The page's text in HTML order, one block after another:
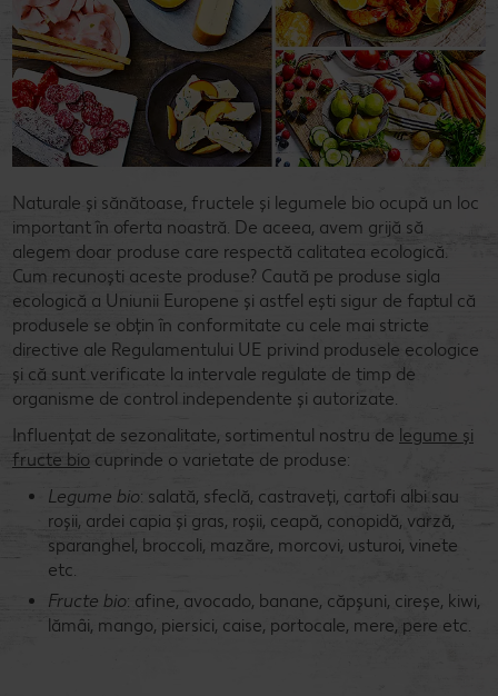
Naturale și sănătoase, fructele și legumele bio ocupă un loc
important în oferta noastră. De aceea, avem grijă să
alegem doar produse care respectă calitatea ecologică.
Cum recunoști aceste produse? Caută pe produse sigla
ecologică a Uniunii Europene și astfel ești sigur de faptul că
produsele se obțin în conformitate cu cele mai stricte
directive ale Regulamentului UE privind produsele ecologice
și că sunt verificate la intervale regulate de timp de
organisme de control independente și autorizate.
Influențat de sezonalitate, sortimentul nostru de legume și
fructe bio cuprinde o varietate de produse:
Legume bio: salată, sfeclă, castraveți, cartofi albi sau
roșii, ardei capia și gras, roșii, ceapă, conopidă, varză,
sparanghel, broccoli, mazăre, morcovi, usturoi, vinete
etc.
Fructe bio: afine, avocado, banane, căpșuni, cireșe, kiwi,
lămâi, mango, piersici, caise, portocale, mere, pere etc.